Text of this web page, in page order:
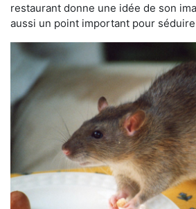
restaurant donne une idée de son
aussi un point important pour